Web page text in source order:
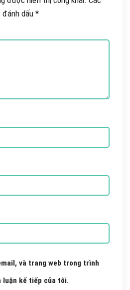
dấu *
và trang web trong trình
luận kế tiếp của tôi.